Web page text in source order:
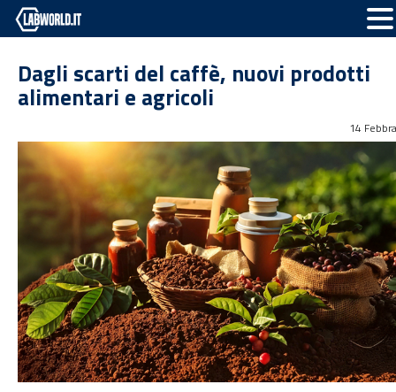
Dagli scarti del caffè, nuovi prodotti
alimentari e agricoli
14